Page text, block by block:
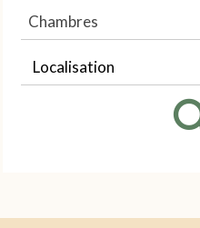
Chambres
Localisation